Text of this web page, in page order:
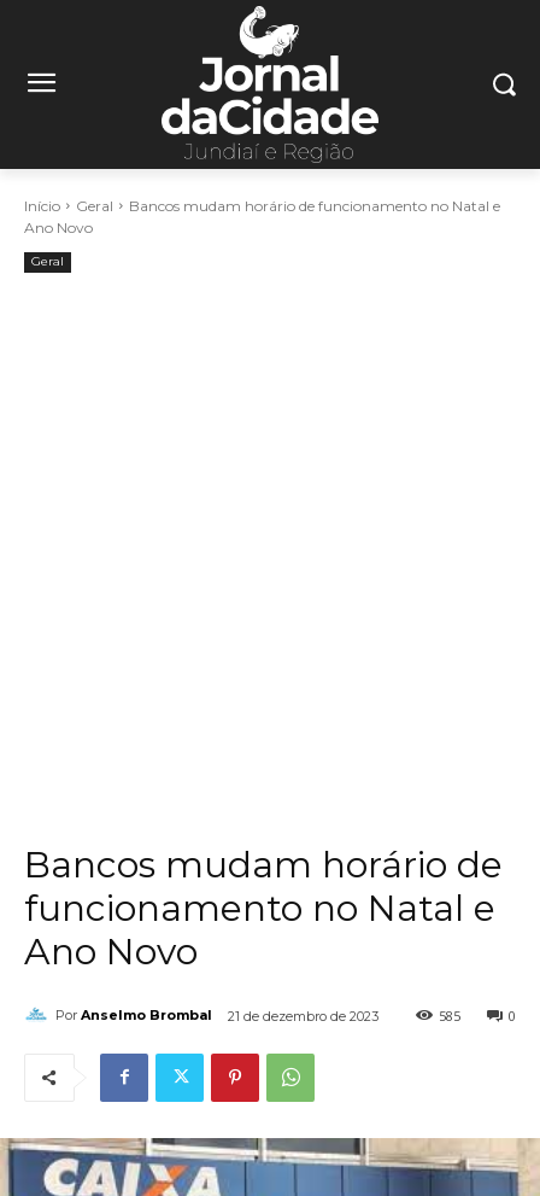
Início Geral
Bancos mudam horário de funcionamento no Natal e
Ano Novo
Geral
Bancos mudam horário de
funcionamento no Natal e
Ano Novo
Por Anselmo Brombal 21 de dezembro de 2023 0
585